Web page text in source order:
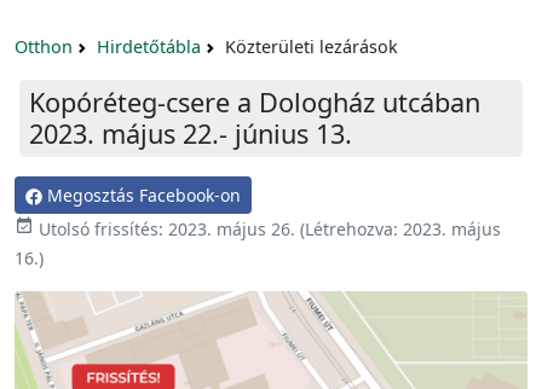
Otthon Hirdetőtábla Közterületi lezárások
Kopóréteg-csere a Dologház utcában
2023. május 22.- június 13.
Megosztás Facebook-on
event_available Utolsó frissítés: 2023. május 26. (Létrehozva: 2023. május
16.)